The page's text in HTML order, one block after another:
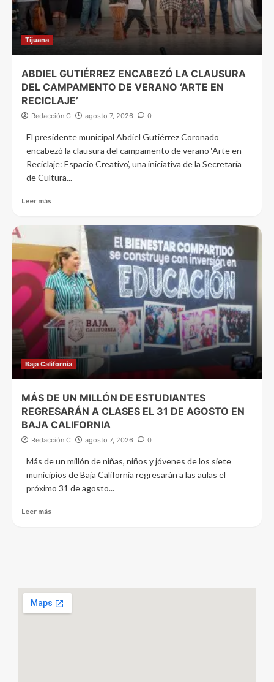
Tijuana
ABDIEL GUTIÉRREZ ENCABEZÓ LA CLAUSURA
DEL CAMPAMENTO DE VERANO ‘ARTE EN
RECICLAJE’
Redacción C agosto 7, 2026 0
El presidente municipal Abdiel Gutiérrez Coronado
encabezó la clausura del campamento de verano ‘Arte en
Reciclaje: Espacio Creativo’, una iniciativa de la Secretaría
de Cultura...
Leer más
Baja California
MÁS DE UN MILLÓN DE ESTUDIANTES
REGRESARÁN A CLASES EL 31 DE AGOSTO EN
BAJA CALIFORNIA
Redacción C agosto 7, 2026 0
Más de un millón de niñas, niños y jóvenes de los siete
municipios de Baja California regresarán a las aulas el
próximo 31 de agosto...
Leer más